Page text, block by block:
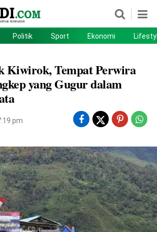
Politik Sport Ekonomi
Kiwirok, Tempat Perwira
yang Gugur dalam
pm